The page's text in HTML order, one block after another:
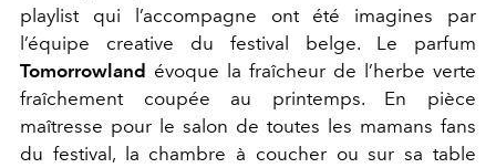
playlist qui l’accompagne ont été imagines par
l’équipe creative du festival belge. Le parfum
Tomorrowland évoque la fraîcheur de l’herbe verte
fraîchement coupée au printemps. En pièce
maîtresse pour le salon de toutes les mamans fans
du festival, la chambre à coucher ou sur sa table